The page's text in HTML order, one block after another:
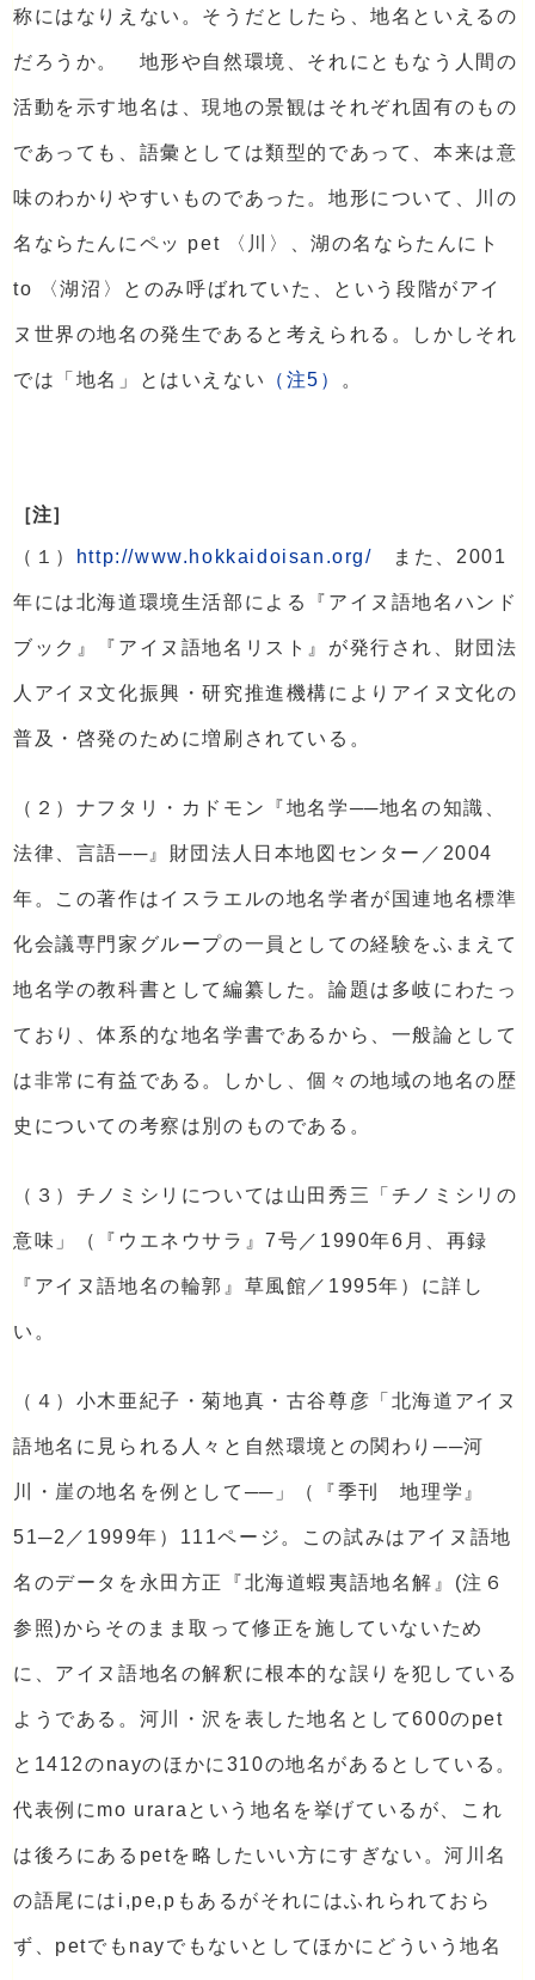
称にはなりえない。そうだとしたら、地名といえるの
だろうか。 地形や自然環境、それにともなう人間の
活動を示す地名は、現地の景観はそれぞれ固有のもの
であっても、語彙としては類型的であって、本来は意
味のわかりやすいものであった。地形について、川の
名ならたんにペッ pet 〈川〉、湖の名ならたんにト
to 〈湖沼〉とのみ呼ばれていた、という段階がアイ
ヌ世界の地名の発生であると考えられる。しかしそれ
では「地名」とはいえない （注5） 。
［注］
（１） http://www.hokkaidoisan.org/ また、2001
年には北海道環境生活部による『アイヌ語地名ハンド
ブック』『アイヌ語地名リスト』が発行され、財団法
人アイヌ文化振興・研究推進機構によりアイヌ文化の
普及・啓発のために増刷されている。
（２）ナフタリ・カドモン『地名学──地名の知識、
法律、言語──』財団法人日本地図センター／2004
年。この著作はイスラエルの地名学者が国連地名標準
化会議専門家グループの一員としての経験をふまえて
地名学の教科書として編纂した。論題は多岐にわたっ
ており、体系的な地名学書であるから、一般論として
は非常に有益である。しかし、個々の地域の地名の歴
史についての考察は別のものである。
（３）チノミシリについては山田秀三「チノミシリの
意味」（『ウエネウサラ』7号／1990年6月、再録
『アイヌ語地名の輪郭』草風館／1995年）に詳し
い。
（４）小木亜紀子・菊地真・古谷尊彦「北海道アイヌ
語地名に見られる人々と自然環境との関わり──河
川・崖の地名を例として──」（『季刊 地理学』
51─2／1999年）111ページ。この試みはアイヌ語地
名のデータを永田方正『北海道蝦夷語地名解』(注６
参照)からそのまま取って修正を施していないため
に、アイヌ語地名の解釈に根本的な誤りを犯している
ようである。河川・沢を表した地名として600のpet
と1412のnayのほかに310の地名があるとしている。
代表例にmo uraraという地名を挙げているが、これ
は後ろにあるpetを略したいい方にすぎない。河川名
の語尾にはi,pe,pもあるがそれにはふれられておら
ず、petでもnayでもないとしてほかにどういう地名